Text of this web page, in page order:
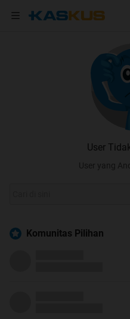
User
User yang
Komunitas Pilihan